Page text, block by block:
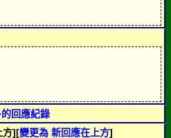
回應紀錄
方][變更為 新回應在上方]